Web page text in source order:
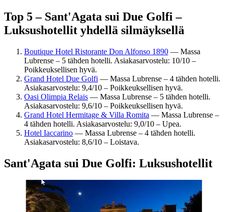
Top 5 – Sant'Agata sui Due Golfi –
Luksushotellit yhdellä silmäyksellä
Boutique Hotel Ristorante Don Alfonso 1890 — Massa
Lubrense – 5 tähden hotelli. Asiakasarvostelu: 10/10 –
Poikkeuksellisen hyvä.
Grand Hotel Due Golfi — Massa Lubrense – 4 tähden hotelli.
Asiakasarvostelu: 9,4/10 – Poikkeuksellisen hyvä.
Oasi Olimpia Relais — Massa Lubrense – 5 tähden hotelli.
Asiakasarvostelu: 9,6/10 – Poikkeuksellisen hyvä.
Grand Hotel Hermitage & Villa Romita — Massa Lubrense –
4 tähden hotelli. Asiakasarvostelu: 9,0/10 – Upea.
Hotel Iaccarino — Massa Lubrense – 4 tähden hotelli.
Asiakasarvostelu: 8,6/10 – Loistava.
Sant'Agata sui Due Golfi: Luksushotellit